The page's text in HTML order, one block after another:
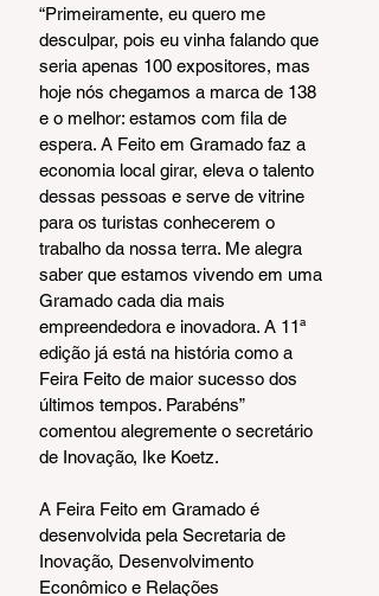
“Primeiramente, eu quero me
desculpar, pois eu vinha falando que
seria apenas 100 expositores, mas
hoje nós chegamos a marca de 138
e o melhor: estamos com fila de
espera. A Feito em Gramado faz a
economia local girar, eleva o talento
dessas pessoas e serve de vitrine
para os turistas conhecerem o
trabalho da nossa terra. Me alegra
saber que estamos vivendo em uma
Gramado cada dia mais
empreendedora e inovadora. A 11ª
edição já está na história como a
Feira Feito de maior sucesso dos
últimos tempos. Parabéns”
comentou alegremente o secretário
de Inovação, Ike Koetz.
A Feira Feito em Gramado é
desenvolvida pela Secretaria de
Inovação, Desenvolvimento
Econômico e Relações